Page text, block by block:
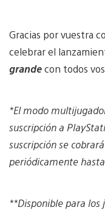
Gracias por vuestra
celebrar el
grandecon todos
*El modo
suscripción a
suscripción se
periódicamente hasta
**Disponible para los